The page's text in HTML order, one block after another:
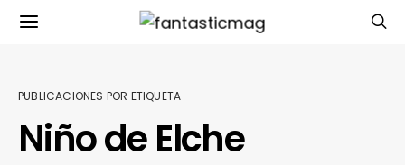
PUBLICACIONES POR ETIQUETA
Niño de Elche